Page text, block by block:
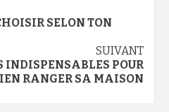
SELON TON
SUIVANT
INDISPENSABLES POUR
RANGER SA MAISON